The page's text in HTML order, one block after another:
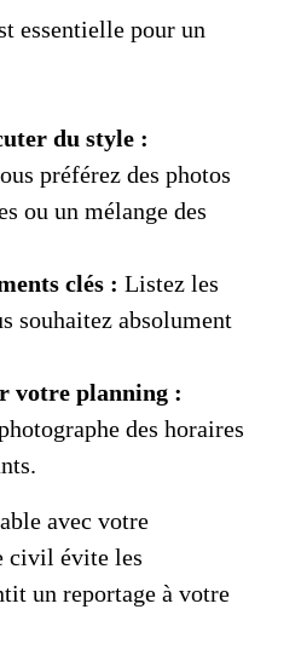
essentielle pour un
du style :
préférez des photos
ou un mélange des
clés : Listez les
souhaitez absolument
votre planning :
des horaires
avec votre
civil évite les
un reportage à votre